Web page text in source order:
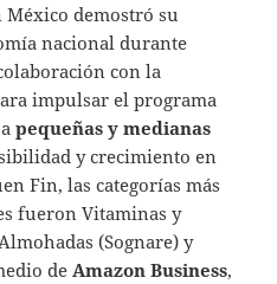
demostró su
nacional durante
con la
impulsar el programa
apequeñas y medianas
y crecimiento en
Fin, las categorías más
fueron Vitaminas y
(Sognare) y
de Amazon Business,